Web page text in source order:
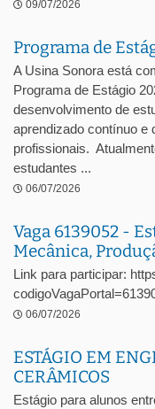
09/07/2026
Programa de
A Usina Sonora está
Programa de Estágio
desenvolvimento de
aprendizado contínuo e
profissionais.
estudantes ...
06/07/2026
Vaga 6139052 -
Mecânica,
Link para participar:
06/07/2026
ESTÁGIO EM
CERÂMICOS
Estágio para alunos